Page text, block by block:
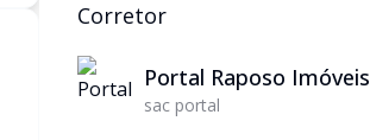
Corretor
Portal Raposo Imóveis
sac portal